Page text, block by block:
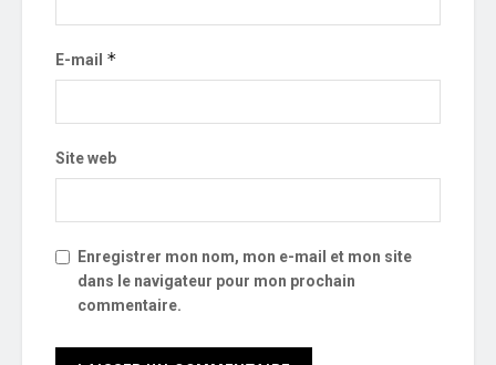
E-mail *
Site web
Enregistrer mon nom, mon e-mail et mon site
dans le navigateur pour mon prochain
commentaire.